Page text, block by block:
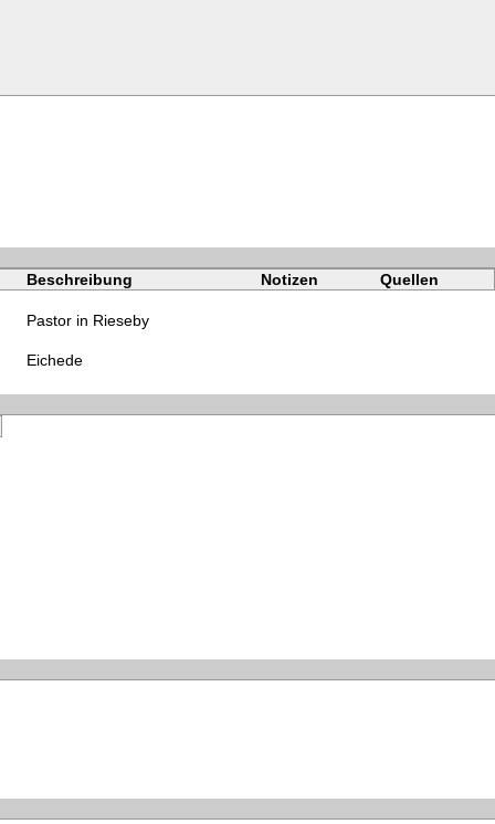
Beschreibung Notizen
Quellen
Pastor in Rieseby
Eichede